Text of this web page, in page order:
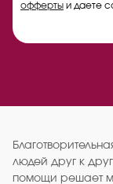
офферты и даете
людей друг к
помощи решает